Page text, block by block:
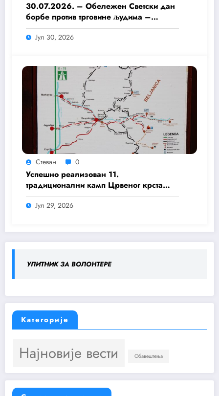
30.07.2026. – Обележен Светски дан
борбе против трговине људима –
Едукација младих волонтера Црвеног
крста.
Јул 30, 2026
Стеван 0
Успешно реализован 11.
традиционални камп Црвеног крста
Деспотовац и Црвеног крста Свилајнац
„Ресава 11“
Јул 29, 2026
УПИТНИК ЗА ВОЛОНТЕРЕ
Категорије
Најновије вести Обавештења